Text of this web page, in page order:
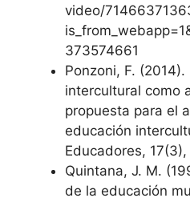
video/
373574661
Ponzoni, F.
intercultural como
propuesta para el
educación
Educadores,
Quintana, J. M.
de la educación